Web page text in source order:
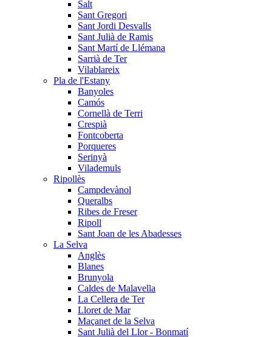
Salt
Sant Gregori
Sant Jordi Desvalls
Sant Julià de Ramis
Sant Martí de Llémana
Sarrià de Ter
Vilablareix
Pla de l'Estany
Banyoles
Camós
Cornellà de Terri
Crespià
Fontcoberta
Porqueres
Serinyà
Vilademuls
Ripollès
Campdevànol
Queralbs
Ribes de Freser
Ripoll
Sant Joan de les Abadesses
La Selva
Anglès
Blanes
Brunyola
Caldes de Malavella
La Cellera de Ter
Lloret de Mar
Maçanet de la Selva
Sant Julià del Llor - Bonmatí